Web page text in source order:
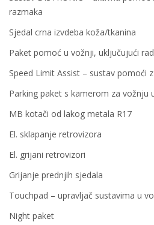
razmaka
Sjedal crna izvdeba koža/tkanina
Paket pomoć u vožnji, uključujući
Speed Limit Assist – sustav pomoći
Parking paket s kamerom za vožnju
MB kotači od lakog metala R17
El. sklapanje retrovizora
El. grijani retrovizori
Grijanje prednjih sjedala
Touchpad – upravljač sustavima u
Night paket